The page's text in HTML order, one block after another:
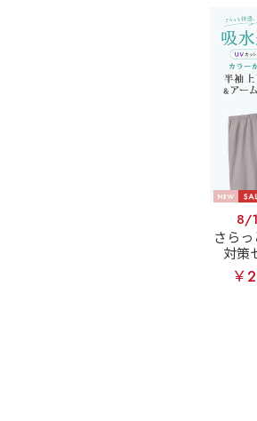
8/
さら
対策
定】
半袖
￥